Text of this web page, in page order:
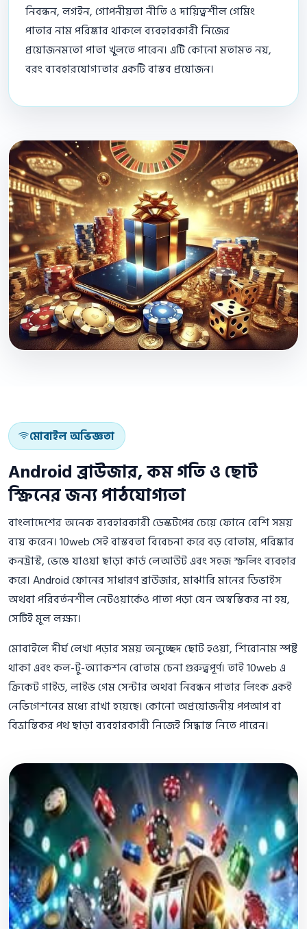
নিবন্ধন, লগইন, গোপনীয়তা নীতি ও দায়িত্বশীল গেমিং
পাতার নাম পরিষ্কার থাকলে ব্যবহারকারী নিজের
প্রয়োজনমতো পাতা খুলতে পারেন। এটি কোনো মতামত নয়,
বরং ব্যবহারযোগ্যতার একটি বাস্তব প্রয়োজন।
মোবাইল অভিজ্ঞতা
Android ব্রাউজার, কম গতি ও ছোট
স্ক্রিনের জন্য পাঠযোগ্যতা
বাংলাদেশের অনেক ব্যবহারকারী ডেস্কটপের চেয়ে ফোনে বেশি সময়
ব্যয় করেন। 10web সেই বাস্তবতা বিবেচনা করে বড় বোতাম, পরিষ্কার
কনট্রাস্ট, ভেঙে যাওয়া ছাড়া কার্ড লেআউট এবং সহজ স্ক্রলিং ব্যবহার
করে। Android ফোনের সাধারণ ব্রাউজার, মাঝারি মানের ডিভাইস
অথবা পরিবর্তনশীল নেটওয়ার্কেও পাতা পড়া যেন অস্বস্তিকর না হয়,
সেটিই মূল লক্ষ্য।
মোবাইলে দীর্ঘ লেখা পড়ার সময় অনুচ্ছেদ ছোট হওয়া, শিরোনাম স্পষ্ট
থাকা এবং কল-টু-অ্যাকশন বোতাম চেনা গুরুত্বপূর্ণ। তাই 10web এ
ক্রিকেট গাইড, লাইভ গেম সেন্টার অথবা নিবন্ধন পাতার লিংক একই
নেভিগেশনের মধ্যে রাখা হয়েছে। কোনো অপ্রয়োজনীয় পপআপ বা
বিভ্রান্তিকর পথ ছাড়া ব্যবহারকারী নিজেই সিদ্ধান্ত নিতে পারেন।